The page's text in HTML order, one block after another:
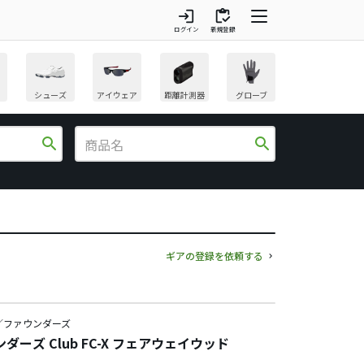
login
ログイン
inventory
新規登録
シューズ アイウェア 距離計測器 グローブ
search search
ギアの登録を依頼する
ァウンダーズ
ダーズ Club FC-X フェアウェイウッド